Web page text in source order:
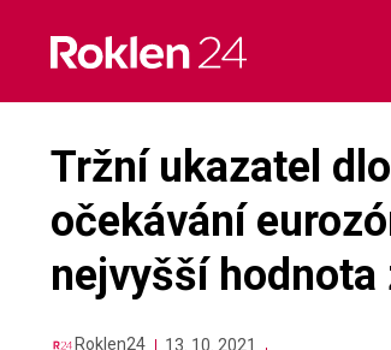
content
Tržní ukazatel
očekávání
nejvyšší
Roklen24 13. 10. 2021